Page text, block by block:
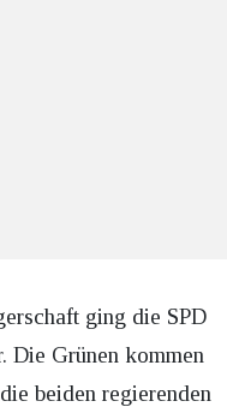
ging die SPD
Die Grünen kommen
beiden regierenden